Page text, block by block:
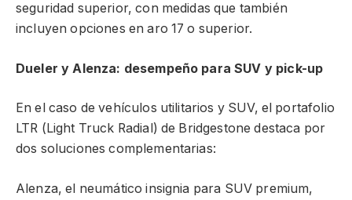
seguridad superior, con medidas que también
incluyen opciones en aro 17 o superior.
Dueler y Alenza: desempeño para SUV y pick-up
En el caso de vehículos utilitarios y SUV, el portafolio
LTR (Light Truck Radial) de Bridgestone destaca por
dos soluciones complementarias:
Alenza, el neumático insignia para SUV premium,